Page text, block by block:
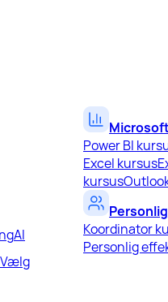
AI
Vælg
Power BI
Excel kursus
kursus
Koordinator
Personlig